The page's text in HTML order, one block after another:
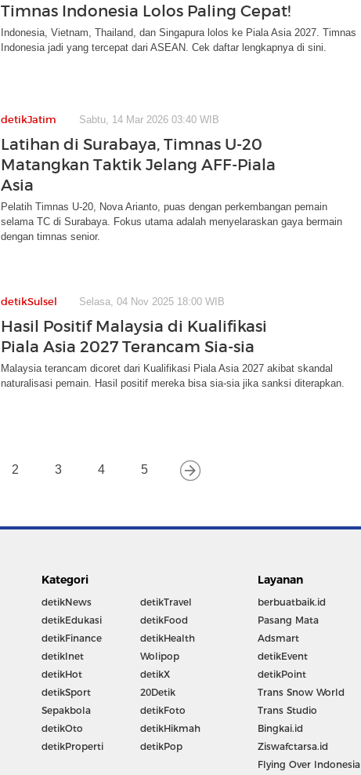
Timnas Indonesia Lolos Paling Cepat!
Indonesia, Vietnam, Thailand, dan Singapura lolos ke Piala Asia 2027. Timnas
Indonesia jadi yang tercepat dari ASEAN. Cek daftar lengkapnya di sini.
detikJatim Sabtu, 14 Mar 2026 03:40 WIB
Latihan di Surabaya, Timnas U-20
Matangkan Taktik Jelang AFF-Piala
Asia
Pelatih Timnas U-20, Nova Arianto, puas dengan perkembangan pemain
selama TC di Surabaya. Fokus utama adalah menyelaraskan gaya bermain
dengan timnas senior.
detikSulsel Selasa, 04 Nov 2025 18:00 WIB
Hasil Positif Malaysia di Kualifikasi
Piala Asia 2027 Terancam Sia-sia
Malaysia terancam dicoret dari Kualifikasi Piala Asia 2027 akibat skandal
naturalisasi pemain. Hasil positif mereka bisa sia-sia jika sanksi diterapkan.
2 3 4 5
Kategori
detikNews
detikEdukasi
detikFinance
detikInet
detikHot
detikSport
Sepakbola
detikOto
detikProperti
detikTravel
detikFood
detikHealth
Wolipop
detikX
20Detik
detikFoto
detikHikmah
detikPop
Layanan
berbuatbaik.id
Pasang Mata
Adsmart
detikEvent
detikPoint
Trans Snow World
Trans Studio
Bingkai.id
Ziswafctarsa.id
Flying Over Indonesia